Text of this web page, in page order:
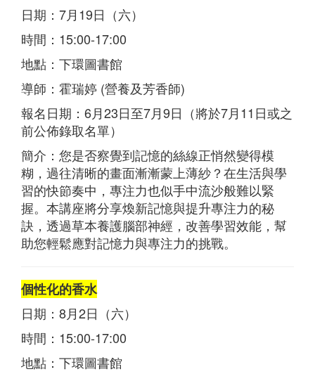
日期：7月19日（六）
時間：15:00-17:00
地點：下環圖書館
導師：霍瑞婷 (營養及芳香師)
報名日期：6月23日至7月9日（將於7月11日或之
前公佈錄取名單）
簡介：您是否察覺到記憶的絲線正悄然變得模
糊，過往清晰的畫面漸漸蒙上薄紗？在生活與學
習的快節奏中，專注力也似手中流沙般難以緊
握。本講座將分享煥新記憶與提升專注力的秘
訣，透過草本養護腦部神經，改善學習效能，幫
助您輕鬆應對記憶力與專注力的挑戰。
個性化的香水
日期：8月2日（六）
時間：15:00-17:00
地點：下環圖書館